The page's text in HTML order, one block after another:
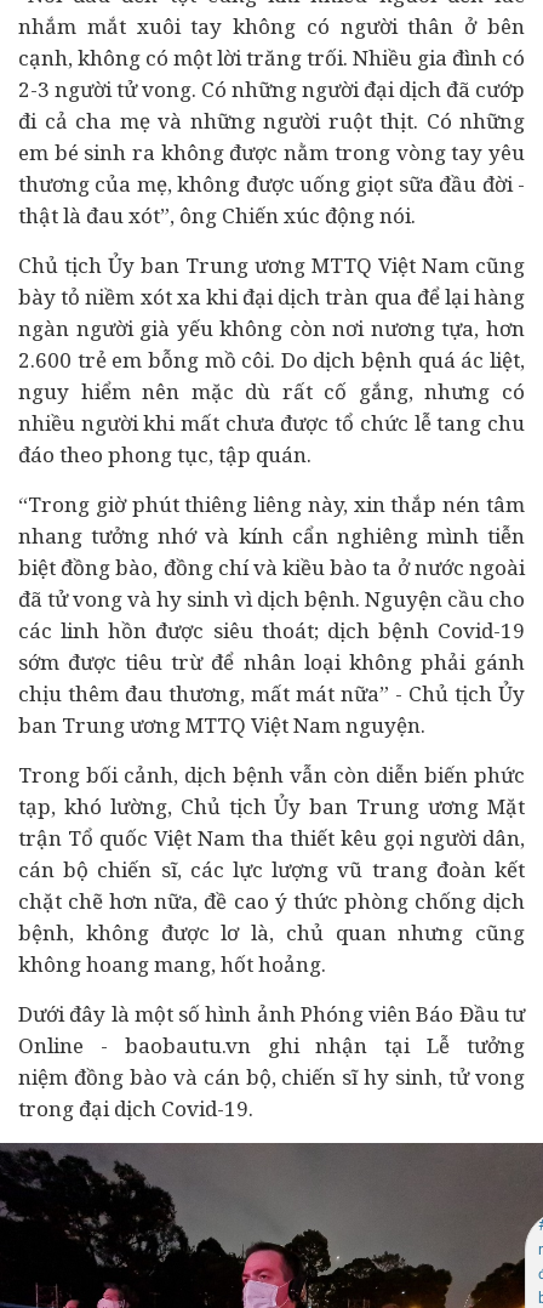
nhắm mắt xuôi tay không có người thân ở bên
cạnh, không có một lời trăng trối. Nhiều gia đình có
2-3 người tử vong. Có những người đại dịch đã cướp
đi cả cha mẹ và những người ruột thịt. Có những
em bé sinh ra không được nằm trong vòng tay yêu
thương của mẹ, không được uống giọt sữa đầu đời -
thật là đau xót”, ông Chiến xúc động nói.
Chủ tịch Ủy ban Trung ương MTTQ Việt Nam cũng
bày tỏ niềm xót xa khi đại dịch tràn qua để lại hàng
ngàn người già yếu không còn nơi nương tựa, hơn
2.600 trẻ em bỗng mồ côi. Do dịch bệnh quá ác liệt,
nguy hiểm nên mặc dù rất cố gắng, nhưng có
nhiều người khi mất chưa được tổ chức lễ tang chu
đáo theo phong tục, tập quán.
“Trong giờ phút thiêng liêng này, xin thắp nén tâm
nhang tưởng nhớ và kính cẩn nghiêng mình tiễn
biệt đồng bào, đồng chí và kiều bào ta ở nước ngoài
đã tử vong và hy sinh vì dịch bệnh. Nguyện cầu cho
các linh hồn được siêu thoát; dịch bệnh Covid-19
sớm được tiêu trừ để nhân loại không phải gánh
chịu thêm đau thương, mất mát nữa” - Chủ tịch Ủy
ban Trung ương MTTQ Việt Nam nguyện.
Trong bối cảnh, dịch bệnh vẫn còn diễn biến phức
tạp, khó lường, Chủ tịch Ủy ban Trung ương Mặt
trận Tổ quốc Việt Nam tha thiết kêu gọi người dân,
cán bộ chiến sĩ, các lực lượng vũ trang đoàn kết
chặt chẽ hơn nữa, đề cao ý thức phòng chống dịch
bệnh, không được lơ là, chủ quan nhưng cũng
không hoang mang, hốt hoảng.
Dưới đây là một số hình ảnh Phóng viên Báo Đầu tư
Online - baobautu.vn ghi nhận tại Lễ tưởng
niệm đồng bào và cán bộ, chiến sĩ hy sinh, tử vong
trong đại dịch Covid-19.